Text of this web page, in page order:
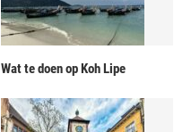
Wat te doen op Koh Lipe